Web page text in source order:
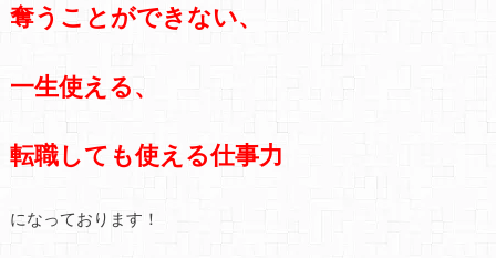
奪うことができない、
一生使える、
転職しても使える仕事力
になっております！